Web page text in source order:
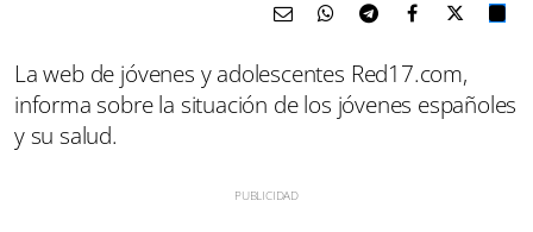
La web de jóvenes y adolescentes Red17.com,
informa sobre la situación de los jóvenes españoles
y su salud.